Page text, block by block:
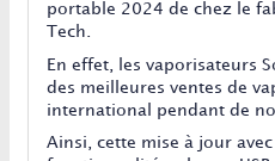
portable 2024 de chez le
Tech.
En effet, les vaporisateurs
des meilleures ventes de
international pendant de
Ainsi, cette mise à jour